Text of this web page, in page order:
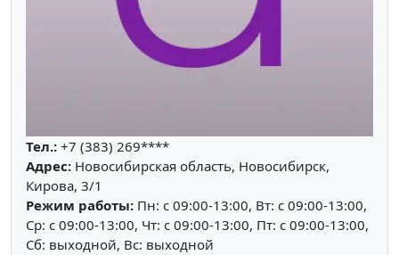
Тел.: +7 (383) 269****
Адрес: Новосибирская область, Новосибирск,
Кирова, 3/1
Режим работы: Пн: c 09:00-13:00, Вт: c 09:00-13:00,
Ср: c 09:00-13:00, Чт: c 09:00-13:00, Пт: c 09:00-13:00,
Сб: выходной, Вс: выходной